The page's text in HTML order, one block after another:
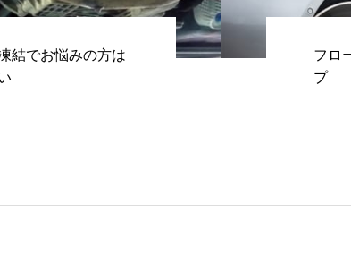
結でお悩みの方は
フロ
プ